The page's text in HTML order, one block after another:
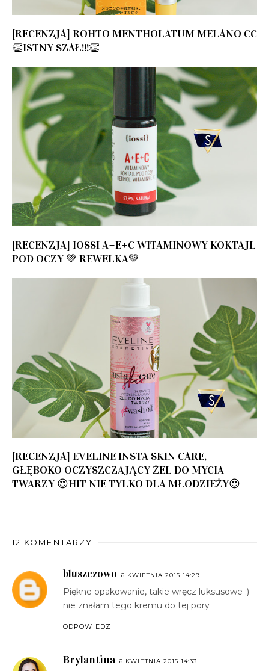
[RECENZJA] ROHTO MENTHOLATUM MELANO CC
👏ISTNY SZAŁ!!!👏
[RECENZJA] IOSSI A+E+C WITAMINOWY KOKTAJL
POD OCZY 💚 REWELKA💚
[RECENZJA] EVELINE INSTA SKIN CARE,
GŁĘBOKO OCZYSZCZAJĄCY ŻEL DO MYCIA
TWARZY 😍HIT NIE TYLKO DLA MŁODZIEŻY😍
12 KOMENTARZY
bluszczowo 6 KWIETNIA 2015 14:29
Piękne opakowanie, takie wręcz luksusowe :)
nie znałam tego kremu do tej pory
ODPOWIEDZ
Brylantina 6 KWIETNIA 2015 14:33